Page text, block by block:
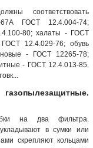
соответствовать
ГОСТ 12.4.004-74;
80; халаты - ГОСТ
12.4.029-76; обувь
- ГОСТ 12265-78;
- ГОСТ 12.4.013-85.
на два фильтра.
в сумки или
скрепляют кольцами